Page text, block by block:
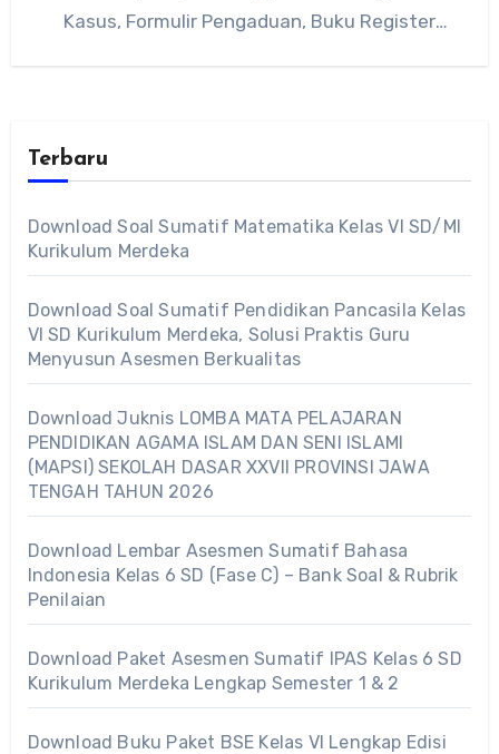
Kasus, Formulir Pengaduan, Buku Register
Terbaru
Download Soal Sumatif Matematika Kelas VI SD/MI
Kurikulum Merdeka
Download Soal Sumatif Pendidikan Pancasila Kelas
VI SD Kurikulum Merdeka, Solusi Praktis Guru
Menyusun Asesmen Berkualitas
Download Juknis LOMBA MATA PELAJARAN
PENDIDIKAN AGAMA ISLAM DAN SENI ISLAMI
(MAPSI) SEKOLAH DASAR XXVII PROVINSI JAWA
TENGAH TAHUN 2026
Download Lembar Asesmen Sumatif Bahasa
Indonesia Kelas 6 SD (Fase C) – Bank Soal & Rubrik
Penilaian
Download Paket Asesmen Sumatif IPAS Kelas 6 SD
Kurikulum Merdeka Lengkap Semester 1 & 2
Download Buku Paket BSE Kelas VI Lengkap Edisi